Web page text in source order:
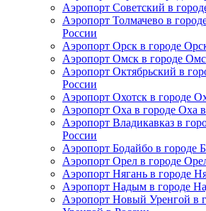
Аэропорт Советский в
Аэропорт Толмачево в
России
Аэропорт Орск в городе
Аэропорт Омск в городе
Аэропорт Октябрьский в
России
Аэропорт Охотск в городе
Аэропорт Оха в городе Оха
Аэропорт Владикавказ в
России
Аэропорт Бодайбо в городе
Аэропорт Орел в городе
Аэропорт Нягань в городе
Аэропорт Надым в городе
Аэропорт Новый Уренгой в